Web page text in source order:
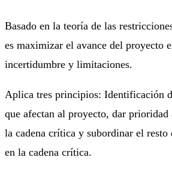
Basado en la teoría de las
es maximizar el avance del proyecto
incertidumbre y limitaciones.
Aplica tres principios: Identificación
que afectan al proyecto, dar prioridad
la cadena crítica y subordinar el resto
en la cadena crítica.